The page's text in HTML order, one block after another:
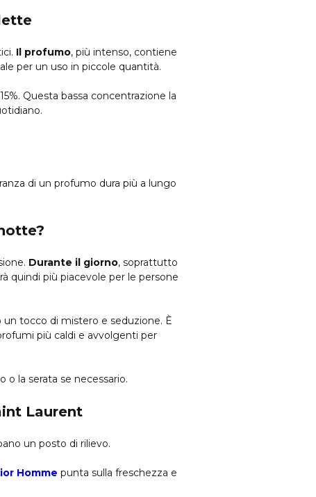
Il profumo, più intenso, contiene
per un uso in piccole quantità.
Questa bassa concentrazione la
di un profumo dura più a lungo
Durante il giorno, soprattutto
quindi più piacevole per le persone
tocco di mistero e seduzione. È
più caldi e avvolgenti per
o la serata se necessario.
Laurent
un posto di rilievo.
Homme punta sulla freschezza e